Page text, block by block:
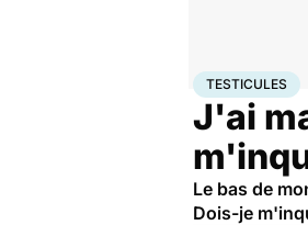
AccueilSanté
TESTICULES
J'ai
Le bas de
Dois-je